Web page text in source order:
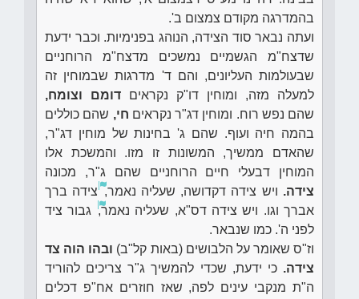
בהמדרגה מקודם צמצום ב'.
ועתה נבאר סוד הצידה, הנוהג בפנימיות. וכבר ידעת
שדצח"מ הגשמיים נמשכים מדצח"מ הרוחניים
שבעולמות העליונים, והם ד' מדרגות שבמוחין זה
למעלה מזה, ומוחין דו"ק נקראים דומם וצומח,
שהם נפש רוח. ומוחין דג"ר נקראים חי, שהם כוללים
בהמה חיה ועוף. שהם ג' בחינות של מוחין דג"ר,
שהאדם ממשיך, המשונות זו מזו. והמשכת אלו
המוחין דבעלי חיים הרוחניים שהם ג"ר, מכונה
צידה. ויש צידה דקדושה, שעליה נאמר,צידה ברך
אברך וגו. ויש צידה דס"א, שעליה נאמר, גבור ציד
לפני ה'. כמו שנבאר.
וז"ס שאומר על הלבושים (באות קל"ב) ובהו הוה צד
צידה. כי ידעת, שכדי להמשיך ג"ר צריכים להוריד
ה"ת מנקבי עינים לפה, שאז חוזרים אח"פ דכלים